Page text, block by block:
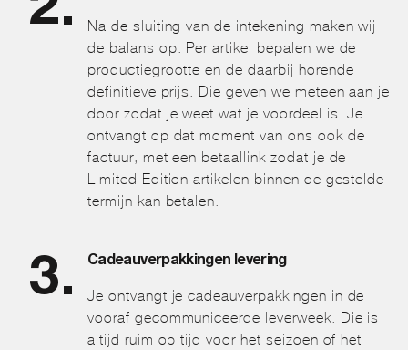
Na de sluiting van de intekening maken wij
de balans op. Per artikel bepalen we de
productiegrootte en de daarbij horende
definitieve prijs. Die geven we meteen aan je
door zodat je weet wat je voordeel is. Je
ontvangt op dat moment van ons ook de
factuur, met een betaallink zodat je de
Limited Edition artikelen binnen de gestelde
termijn kan betalen.
Cadeauverpakkingen levering
Je ontvangt je cadeauverpakkingen in de
vooraf gecommuniceerde leverweek. Die is
altijd ruim op tijd voor het seizoen of het